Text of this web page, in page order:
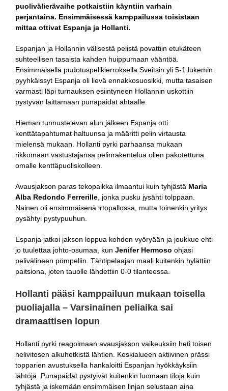
puolivälierävaihe potkaistiin käyntiin varhain
perjantaina. Ensimmäisessä kamppailussa toisistaan
mittaa ottivat Espanja ja Hollanti.
Espanjan ja Hollannin välisestä pelistä povattiin etukäteen
suhteellisen tasaista kahden huippumaan vääntöä.
Ensimmäisellä pudotuspelikierroksella Sveitsin yli 5-1 lukemin
pyyhkäissyt Espanja oli lievä ennakkosuosikki, mutta tasaisen
varmasti läpi turnauksen esiintyneen Hollannin uskottiin
pystyvän laittamaan punapaidat ahtaalle.
Hieman tunnustelevan alun jälkeen Espanja otti
kenttätapahtumat haltuunsa ja määritti pelin virtausta
mielensä mukaan. Hollanti pyrki parhaansa mukaan
rikkomaan vastustajansa pelinrakentelua ollen pakotettuna
omalle kenttäpuoliskolleen.
Avausjakson paras tekopaikka ilmaantui kuin tyhjästä Maria
Alba Redondo Ferrerille , jonka pusku jysähti tolppaan.
Nainen oli ensimmäisenä irtopallossa, mutta toinenkin yritys
pysähtyi pystypuuhun.
Espanja jatkoi jakson loppua kohden vyöryään ja joukkue ehti
jo tuulettaa johto-osumaa, kun Jenifer Hermoso ohjasi
pelivälineen pömpeliin. Tähtipelaajan maali kuitenkin hylättiin
paitsiona, joten tauolle lähdettiin 0-0 tilanteessa.
Hollanti pääsi kamppailuun mukaan toisella
puoliajalla – Varsinainen peliaika sai
dramaattisen lopun
Hollanti pyrki reagoimaan avausjakson vaikeuksiin heti toisen
nelivitosen alkuhetkistä lähtien. Keskialueen aktiivinen prässi
topparien avustuksella hankaloitti Espanjan hyökkäyksiin
lähtöjä. Punapaidat pystyivät kuitenkin luomaan tiloja kuin
tyhjästä ja iskemään ensimmäisen linjan selustaan aina